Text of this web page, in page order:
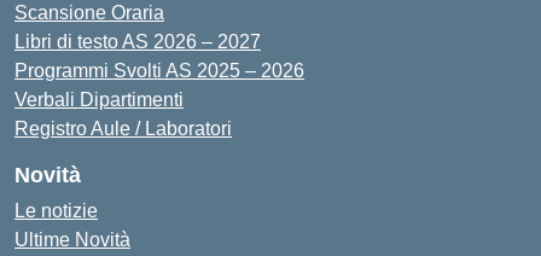
Scansione Oraria
Libri di testo AS 2026 – 2027
Programmi Svolti AS 2025 – 2026
Verbali Dipartimenti
Registro Aule / Laboratori
Novità
Le notizie
Ultime Novità